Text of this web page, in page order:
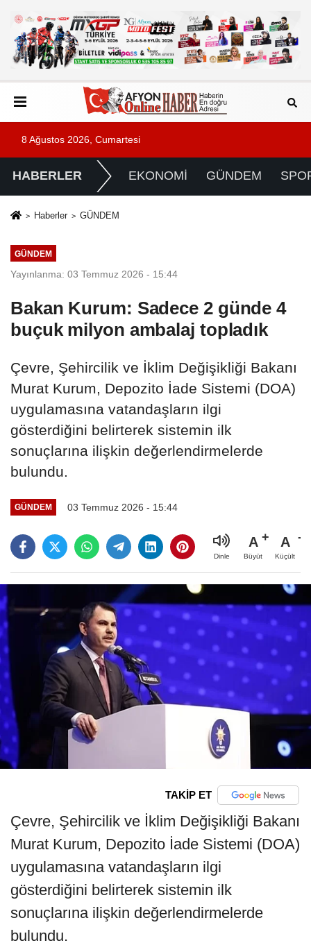
8 Ağustos 2026, Cumartesi
HABERLER EKONOMİ GÜNDEM
Haberler GÜNDEM
GÜNDEM
Yayınlanma: 03 Temmuz 2026 - 15:44
Bakan Kurum: Sadece 2 günde 4
buçuk milyon ambalaj topladık
Çevre, Şehircilik ve İklim Değişikliği Bakanı
Murat Kurum, Depozito İade Sistemi (DOA)
uygulamasına vatandaşların ilgi
gösterdiğini belirterek sistemin ilk
sonuçlarına ilişkin değerlendirmelerde
bulundu.
GÜNDEM 03 Temmuz 2026 - 15:44
Dinle
A
Büyüt
A
Küçült
TAKİP ET
Çevre, Şehircilik ve İklim Değişikliği Bakanı
Murat Kurum, Depozito İade Sistemi (DOA)
uygulamasına vatandaşların ilgi
gösterdiğini belirterek sistemin ilk
sonuçlarına ilişkin değerlendirmelerde
bulundu.